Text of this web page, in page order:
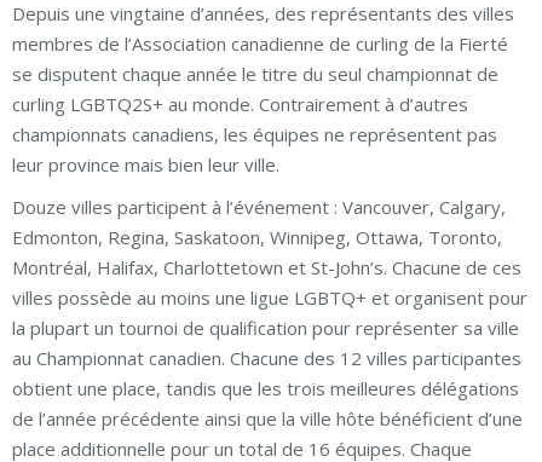
Depuis une vingtaine d’années, des représentants des villes
membres de l’Association canadienne de curling de la Fierté
se disputent chaque année le titre du seul championnat de
curling LGBTQ2S+ au monde. Contrairement à d’autres
championnats canadiens, les équipes ne représentent pas
leur province mais bien leur ville.
Douze villes participent à l’événement : Vancouver, Calgary,
Edmonton, Regina, Saskatoon, Winnipeg, Ottawa, Toronto,
Montréal, Halifax, Charlottetown et St-John’s. Chacune de ces
villes possède au moins une ligue LGBTQ+ et organisent pour
la plupart un tournoi de qualification pour représenter sa ville
au Championnat canadien. Chacune des 12 villes participantes
obtient une place, tandis que les trois meilleures délégations
de l’année précédente ainsi que la ville hôte bénéficient d’une
place additionnelle pour un total de 16 équipes. Chaque